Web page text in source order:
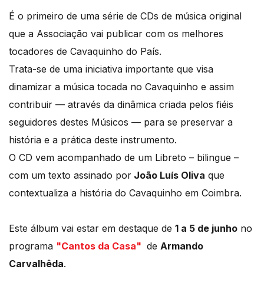
É o primeiro de uma série de CDs de música original
que a Associação vai publicar com os melhores
tocadores de Cavaquinho do País.
Trata-se de uma iniciativa importante que visa
dinamizar a música tocada no Cavaquinho e assim
contribuir — através da dinâmica criada pelos fiéis
seguidores destes Músicos — para se preservar a
história e a prática deste instrumento.
O CD vem acompanhado de um Libreto – bilingue –
com um texto assinado por João Luís Oliva que
contextualiza a história do Cavaquinho em Coimbra.
Este álbum vai estar em destaque de 1 a 5 de junho no
programa "Cantos da Casa" de Armando
Carvalhêda.